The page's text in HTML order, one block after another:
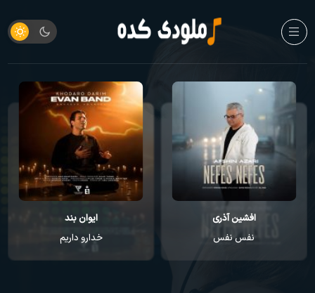
افشین آذری
نفس نفس
ایوان بند
خدارو داریم